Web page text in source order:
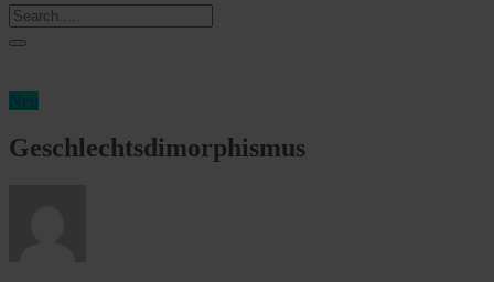
Geschlechtsdimorphismus